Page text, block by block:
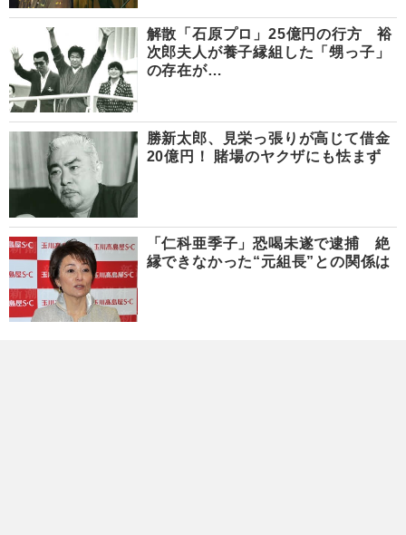
解散「石原プロ」25億円の行方 裕
次郎夫人が養子縁組した「甥っ子」
の存在が…
勝新太郎、見栄っ張りが高じて借金
20億円！ 賭場のヤクザにも怯まず
「仁科亜季子」恐喝未遂で逮捕 絶
縁できなかった“元組長”との関係は